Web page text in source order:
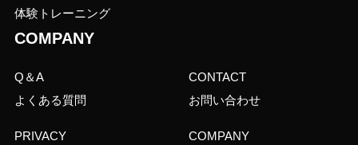
体験トレーニング
COMPANY
Q＆A
よくある質問
PRIVACY
CONTACT
お問い合わせ
COMPANY